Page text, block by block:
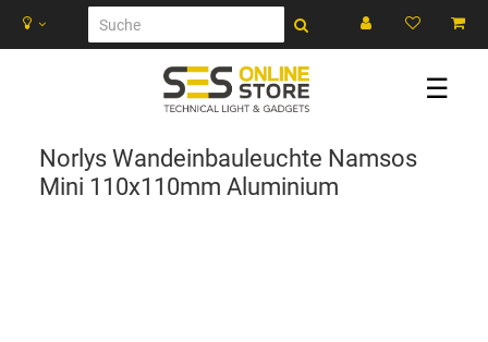
☰
Norlys Wandeinbauleuchte Namsos
Mini 110x110mm Aluminium